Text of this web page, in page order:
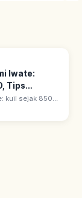
Iwate:
Tips
kuil sejak 850
Jodo gaya